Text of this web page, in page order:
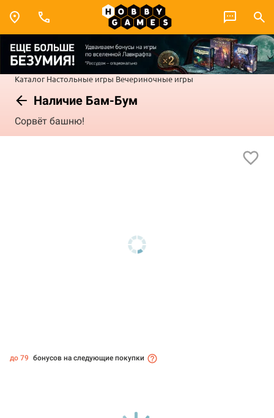
Каталог Настольные игры Вечериночные игры
Наличие Бам-Бум
Сорвёт башню!
до 79 бонусов на следующие покупки